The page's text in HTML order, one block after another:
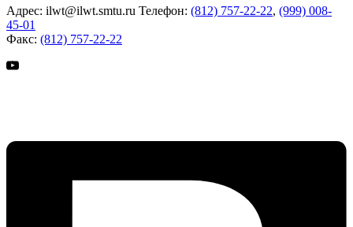
Адрес: ilwt@ilwt.smtu.ru Телефон: (812) 757-22-22, (999) 008-
45-01
Факс: (812) 757-22-22